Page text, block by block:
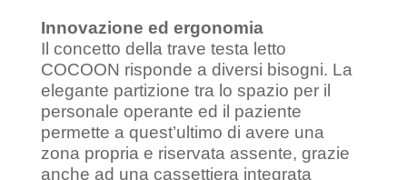
Innovazione ed ergonomia
Il concetto della trave testa letto
COCOON risponde a diversi bisogni. La
elegante partizione tra lo spazio per il
personale operante ed il paziente
permette a quest’ultimo di avere una
zona propria e riservata assente, grazie
anche ad una cassettiera integrata